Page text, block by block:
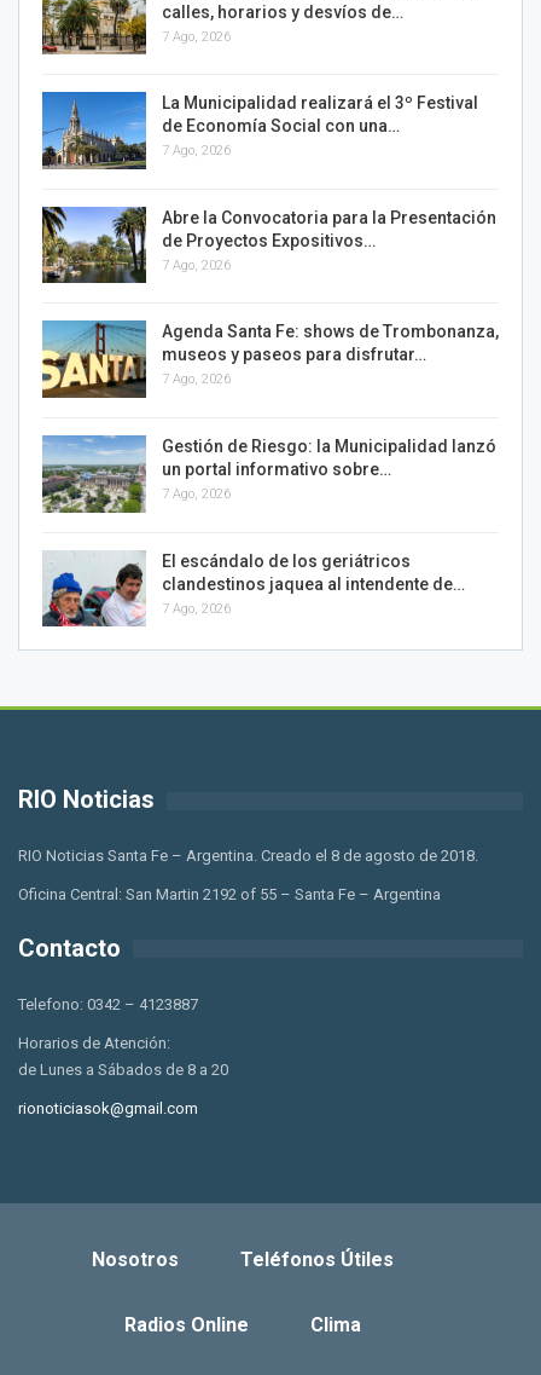
calles, horarios y desvíos de…
7 Ago, 2026
La Municipalidad realizará el 3º Festival
de Economía Social con una…
7 Ago, 2026
Abre la Convocatoria para la Presentación
de Proyectos Expositivos…
7 Ago, 2026
Agenda Santa Fe: shows de Trombonanza,
museos y paseos para disfrutar…
7 Ago, 2026
Gestión de Riesgo: la Municipalidad lanzó
un portal informativo sobre…
7 Ago, 2026
El escándalo de los geriátricos
clandestinos jaquea al intendente de…
7 Ago, 2026
RIO Noticias
RIO Noticias Santa Fe – Argentina. Creado el 8 de agosto de 2018.
Oficina Central: San Martin 2192 of 55 – Santa Fe – Argentina
Contacto
Telefono: 0342 – 4123887
Horarios de Atención:
de Lunes a Sábados de 8 a 20
rionoticiasok@gmail.com
Nosotros Teléfonos Útiles
Radios Online Clima